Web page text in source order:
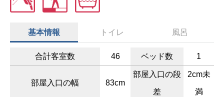
基本情報 トイレ 風呂
合計客室数 46 ベッド数 1
部屋入口の幅 83cm
部屋入口の段
差
2cm未
満